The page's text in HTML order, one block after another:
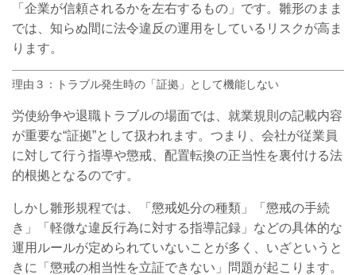
「企業が信頼されるかを左右するもの」です。雛形のまま
では、知らぬ間に法令違反の運用をしているリスクが高ま
ります。
理由３：トラブル発生時の「証拠」として機能しない
労使紛争や退職トラブルの場面では、就業規則の記載内容
が重要な“証拠”として扱われます。つまり、会社が従業員
に対して行う指導や懲戒、配置転換の正当性を裏付ける法
的根拠となるのです。
しかし雛形規程では、「懲戒処分の種類」「懲戒の手続
き」「軽微な違反行為に対する指導記録」などの具体的な
運用ルールが定められていないことが多く、いざというと
きに「懲戒の相当性を立証できない」問題が起こります。